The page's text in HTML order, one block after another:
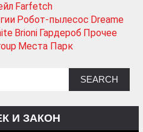
Farfetch
Робот-пылесос Dreame
Brioni Гардероб Прочее
Места Парк
И ЗАКОН